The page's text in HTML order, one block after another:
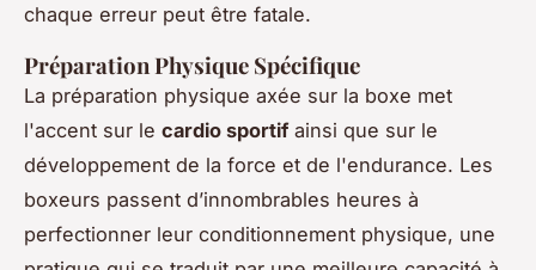
chaque erreur peut être fatale.
Préparation Physique Spécifique
La préparation physique axée sur la boxe met
l'accent sur le cardio sportifainsi que sur le
développement de la force et de l'endurance. Les
boxeurs passent d’innombrables heures à
perfectionner leur conditionnement physique, une